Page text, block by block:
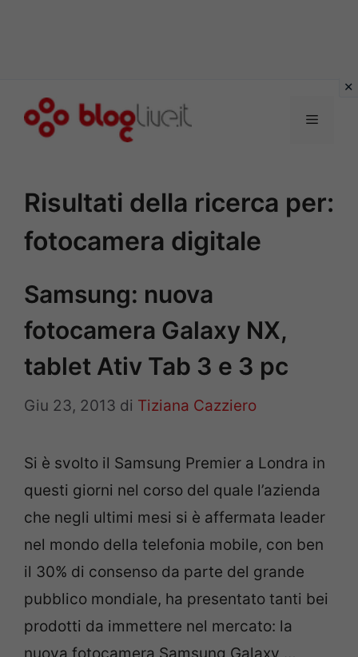
Menu
Risultati della ricerca per:
fotocamera digitale
Samsung: nuova
fotocamera Galaxy NX,
tablet Ativ Tab 3 e 3 pc
Giu 23, 2013 di Tiziana Cazziero
Si è svolto il Samsung Premier a Londra in
questi giorni nel corso del quale l’azienda
che negli ultimi mesi si è affermata leader
nel mondo della telefonia mobile, con ben
il 30% di consenso da parte del grande
pubblico mondiale, ha presentato tanti bei
prodotti da immettere nel mercato: la
nuova fotocamera Samsung Galaxy …